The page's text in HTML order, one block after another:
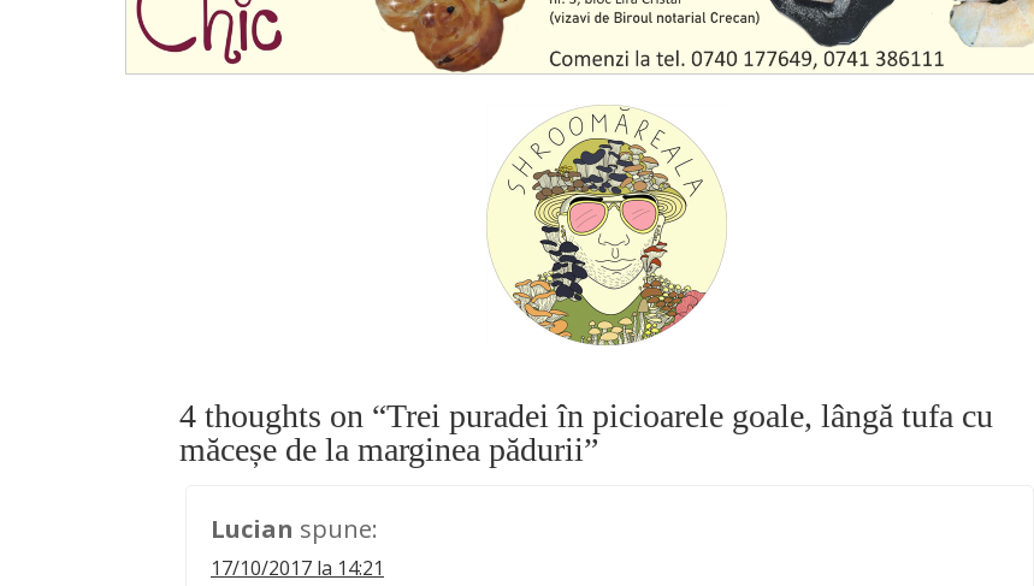
4 thoughts on “Trei puradei în picioarele goale, lângă tufa cu
măceșe de la marginea pădurii”
Lucian spune:
17/10/2017 la 14:21